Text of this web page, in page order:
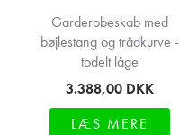
Garderobeskab med
bøjlestang og trådkurve -
todelt låge
3.388,00 DKK
LÆS MERE